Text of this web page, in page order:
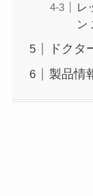
レ
ン
ドクタ
製品情